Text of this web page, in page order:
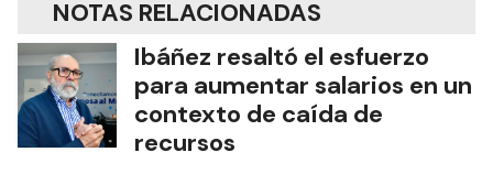
NOTAS RELACIONADAS
Ibáñez resaltó el esfuerzo
para aumentar salarios en un
contexto de caída de
recursos